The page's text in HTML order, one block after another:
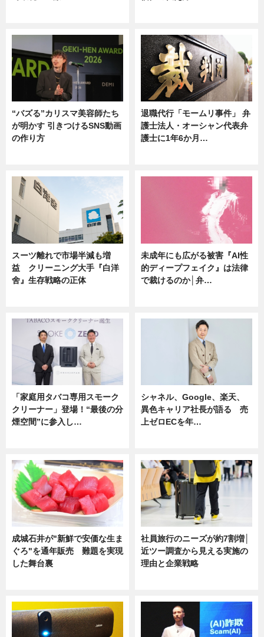
“バズる”カリスマ美容師たち
が明かす 引きつけるSNS動画
の作り方
退職代行「モームリ事件」 弁
護士法人・オーシャン代表弁
護士に1年6か月…
スーツ離れで市場半減も増
益 クリーニング大手『白洋
舍』生存戦略の正体
未成年にも広がる被害『AI性
的ディープフェイク』は法律
で裁けるのか│弁…
「家庭用タバコ専用スモーク
クリーナー」登場！“最後の分
煙空間”に参入し…
シャネル、Google、楽天、
異色キャリア社長が語る 売
上ゼロECを年…
成城石井が"新鮮で安価な生ま
ぐろ"を通年販売 難題を実現
した舞台裏
社員旅行のニーズが約7割増│
近ツー調査から見える実施の
理由と企業戦略